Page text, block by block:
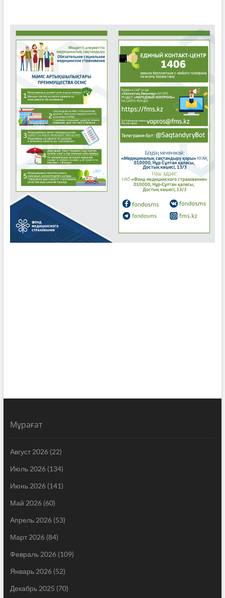
Мұрағат
Август 2026(22)
Июль 2026(134)
Июнь 2026(141)
Май 2026(60)
Апрель 2026(53)
Март 2026(84)
Февраль 2026(109)
Январь 2026(52)
Декабрь 2025 (70)